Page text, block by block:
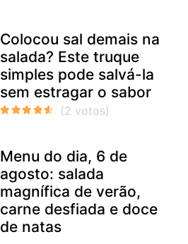
Colocou sal demais na
salada? Este truque
simples pode salvá-la
sem estragar o sabor
Menu do dia, 6 de
agosto: salada
magnífica de verão,
carne desfiada e doce
de natas